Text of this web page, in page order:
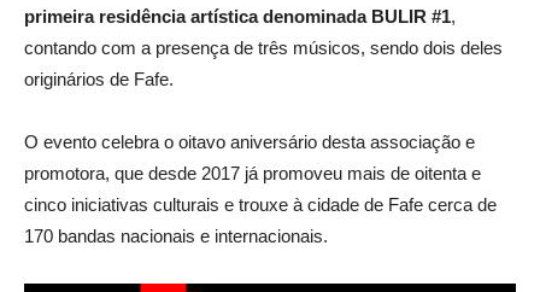
primeira residência artística denominada BULIR #1,
contando com a presença de três músicos, sendo dois deles
originários de Fafe.
O evento celebra o oitavo aniversário desta associação e
promotora, que desde 2017 já promoveu mais de oitenta e
cinco iniciativas culturais e trouxe à cidade de Fafe cerca de
170 bandas nacionais e internacionais.